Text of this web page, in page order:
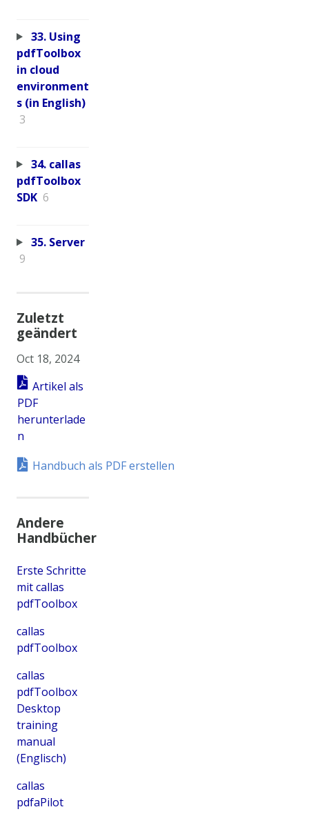
33. Using
pdfToolbox
in cloud
environment
s (in English)
3
34. callas
pdfToolbox
SDK 6
35. Server
9
Zuletzt
geändert
Oct 18, 2024
Artikel als
PDF
herunterlade
n
Handbuch als PDF erstellen
Andere
Handbücher
Erste Schritte
mit callas
pdfToolbox
callas
pdfToolbox
callas
pdfToolbox
Desktop
training
manual
(Englisch)
callas
pdfaPilot